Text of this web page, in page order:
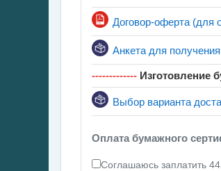
Договор-оферта (для
Анкета для
------------- Изготовление
Выбор варианта
Оплата бумажного
Соглашаюсь заплатить